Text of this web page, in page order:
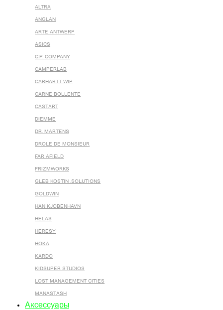
ALTRA
ANGLAN
ARTE ANTWERP
ASICS
C.P. COMPANY
CAMPERLAB
CARHARTT WIP
CARNE BOLLENTE
CASTART
DIEMME
DR. MARTENS
DROLE DE MONSIEUR
FAR AFIELD
FRIZMWORKS
GLEB KOSTIN .SOLUTIONS
GOLDWIN
HAN KJOBENHAVN
HELAS
HERESY
HOKA
KARDO
KIDSUPER STUDIOS
LOST MANAGEMENT CITIES
MANASTASH
Аксессуары